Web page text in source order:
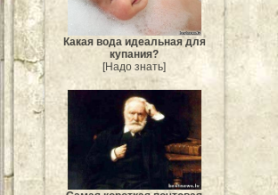
Какая вода идеальная для
купания?
[Надо знать]